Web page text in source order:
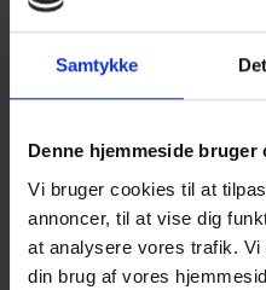
Samtykke
Denne hjemmeside bruger
Vi bruger cookies til at
annoncer, til at vise dig
at analysere vores trafik.
din brug af vores
A B C D E
J K L M N